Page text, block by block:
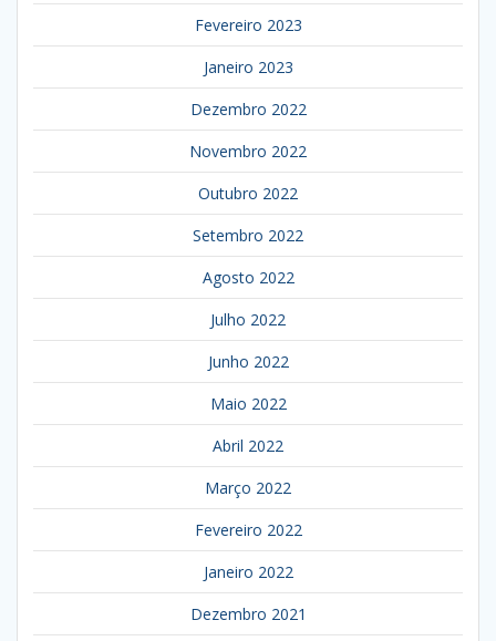
Fevereiro 2023
Janeiro 2023
Dezembro 2022
Novembro 2022
Outubro 2022
Setembro 2022
Agosto 2022
Julho 2022
Junho 2022
Maio 2022
Abril 2022
Março 2022
Fevereiro 2022
Janeiro 2022
Dezembro 2021